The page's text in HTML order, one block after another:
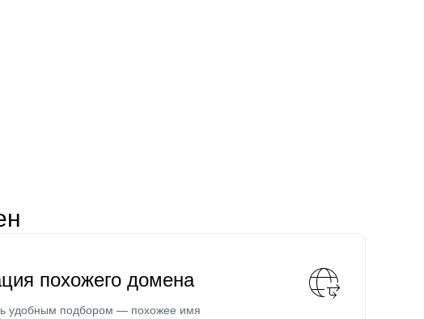
похожего домена
удобным подбором — похожее имя